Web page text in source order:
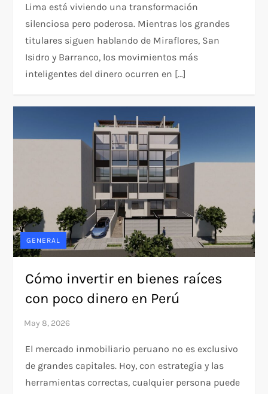
Lima está viviendo una transformación
silenciosa pero poderosa. Mientras los grandes
titulares siguen hablando de Miraflores, San
Isidro y Barranco, los movimientos más
inteligentes del dinero ocurren en […]
GENERAL
Cómo invertir en bienes raíces
con poco dinero en Perú
El mercado inmobiliario peruano no es exclusivo
de grandes capitales. Hoy, con estrategia y las
herramientas correctas, cualquier persona puede